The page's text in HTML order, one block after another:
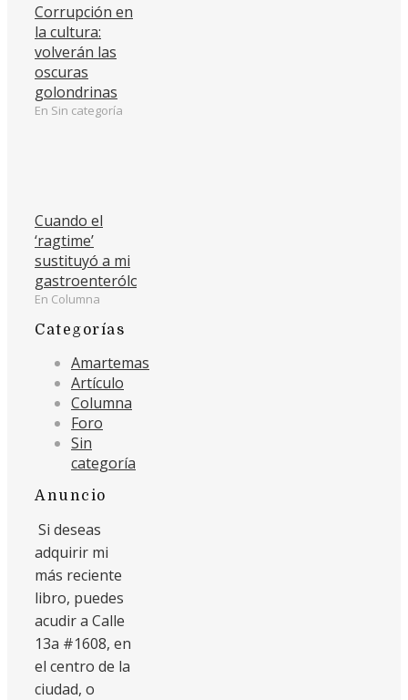
Corrupción en
la cultura:
volverán las
oscuras
golondrinas
En Sin categoría
Cuando el
‘ragtime’
sustituyó a mi
gastroenterólogo
En Columna
Categorías
Amartemas
Artículo
Columna
Foro
Sin
categoría
Anuncio
Si deseas
adquirir mi
más reciente
libro, puedes
acudir a Calle
13a #1608, en
el centro de la
ciudad, o